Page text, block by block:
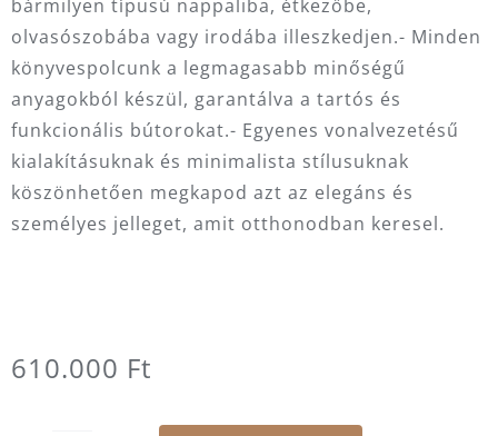
bármilyen típusú nappaliba, étkezőbe,
olvasószobába vagy irodába illeszkedjen.- Minden
könyvespolcunk a legmagasabb minőségű
anyagokból készül, garantálva a tartós és
funkcionális bútorokat.- Egyenes vonalvezetésű
kialakításuknak és minimalista stílusuknak
köszönhetően megkapod azt az elegáns és
személyes jelleget, amit otthonodban keresel.
610.000 Ft